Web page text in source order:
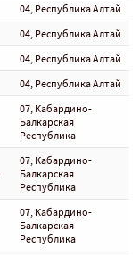
04, Республика Алтай
04, Республика Алтай
04, Республика Алтай
04, Республика Алтай
07, Кабардино-
Балкарская
Республика
07, Кабардино-
Балкарская
Республика
07, Кабардино-
Балкарская
Республика